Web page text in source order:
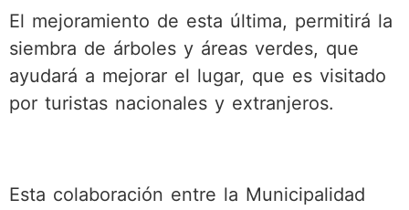
El mejoramiento de esta última, permitirá la
siembra de árboles y áreas verdes, que
ayudará a mejorar el lugar, que es visitado
por turistas nacionales y extranjeros.
Esta colaboración entre la Municipalidad